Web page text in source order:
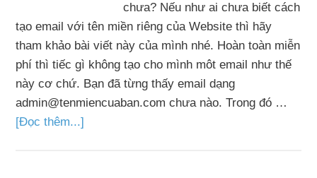
chưa? Nếu như ai chưa biết cách
tạo email với tên miền riêng của Website thì hãy
tham khảo bài viết này của mình nhé. Hoàn toàn miễn
phí thì tiếc gì không tạo cho mình môt email như thế
này cơ chứ. Bạn đã từng thấy email dạng
admin@tenmiencuaban.com chưa nào. Trong đó …
[Đọc thêm...]